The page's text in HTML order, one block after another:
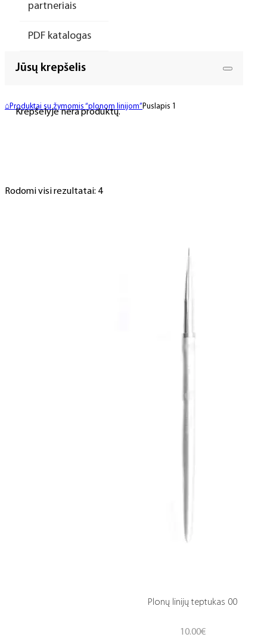
partneriais
PDF katalogas
Jūsų krepšelis
Krepšelyje nėra produktų.
⌂ Produktai su žymomis “plonom linijom” Puslapis 1
Rodomi visi rezultatai: 4
Plonų linijų teptukas 00
10.00€